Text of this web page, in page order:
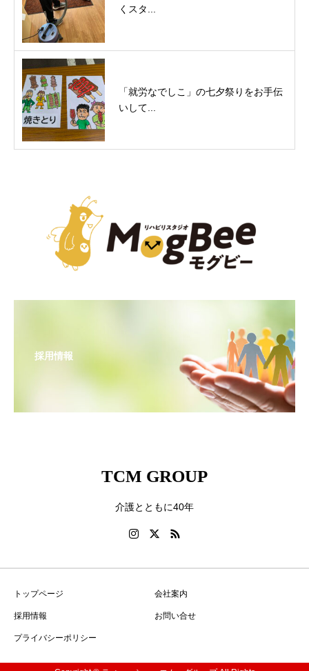
くスタ...
「就労なでしこ」の七夕祭りをお手伝
いして...
採用情報
TCM GROUP
介護とともに40年
トップページ 会社案内
採用情報 お問い合せ
プライバシーポリシー